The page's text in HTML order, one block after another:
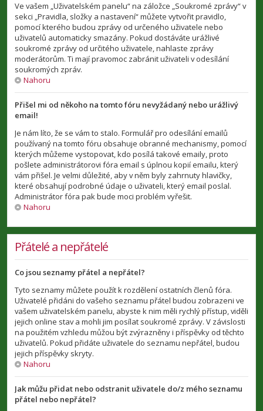
Ve vašem „Uživatelském panelu“ na záložce „Soukromé zprávy“ v
sekci „Pravidla, složky a nastavení“ můžete vytvořit pravidlo,
pomocí kterého budou zprávy od určeného uživatele nebo
uživatelů automaticky smazány. Pokud dostáváte urážlivé
soukromé zprávy od určitého uživatele, nahlaste zprávy
moderátorům. Ti mají pravomoc zabránit uživateli v odesílání
soukromých zpráv.
Nahoru
Přišel mi od někoho na tomto fóru nevyžádaný nebo urážlivý
email!
Je nám líto, že se vám to stalo. Formulář pro odesílání emailů
používaný na tomto fóru obsahuje obranné mechanismy, pomocí
kterých můžeme vystopovat, kdo posílá takové emaily, proto
pošlete administrátorovi fóra email s úplnou kopií emailu, který
vám přišel. Je velmi důležité, aby v něm byly zahrnuty hlavičky,
které obsahují podrobné údaje o uživateli, který email poslal.
Administrátor fóra pak bude moci problém vyřešit.
Nahoru
Přátelé a nepřátelé
Co jsou seznamy přátel a nepřátel?
Tyto seznamy můžete použít k rozdělení ostatních členů fóra.
Uživatelé přidáni do vašeho seznamu přátel budou zobrazeni ve
vašem uživatelském panelu, abyste k nim měli rychlý přístup, viděli
jejich online stav a mohli jim posílat soukromé zprávy. V závislosti
na použitém vzhledu můžou být zvýrazněny i příspěvky od těchto
uživatelů. Pokud přidáte uživatele do seznamu nepřátel, budou
jejich příspěvky skryty.
Nahoru
Jak můžu přidat nebo odstranit uživatele do/z mého seznamu
přátel nebo nepřátel?